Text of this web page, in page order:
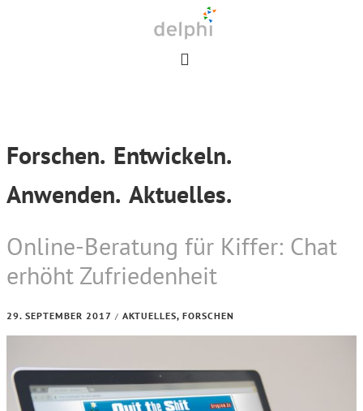
Forschen. Entwickeln.
Anwenden. Aktuelles.
Online-Beratung für Kiffer: Chat
erhöht Zufriedenheit
29. SEPTEMBER 2017 / AKTUELLES, FORSCHEN